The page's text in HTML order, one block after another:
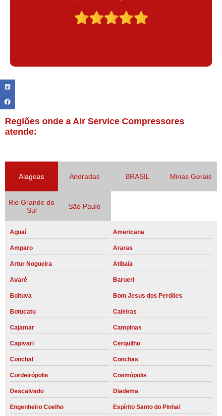
Claudinei excelente profissional!
Regiões onde a Air Service Compressores
atende:
Alagoas Andradas BRASIL Minas Gerais
Rio Grande do
Sul
São Paulo
Aguaí Americana
Amparo Araras
Artur Nogueira Atibaia
Avaré Barueri
Boituva Bom Jesus dos Perdões
Botucatu Caieiras
Cajamar Campinas
Capivari Cerquilho
Conchal Conchas
Cordeirópolis Cosmópolis
Descalvado Diadema
Engenheiro Coelho Espírito Santo do Pinhal